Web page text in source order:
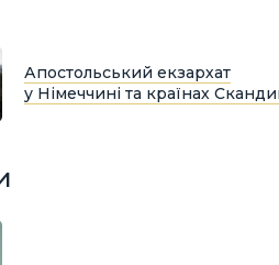
Апостольський екзархат
у Німеччині та країнах